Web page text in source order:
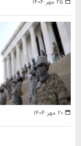
۲۰ مهر ۱۴۰۴